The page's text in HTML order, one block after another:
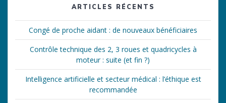
ARTICLES RÉCENTS
Congé de proche aidant : de nouveaux bénéficiaires
Contrôle technique des 2, 3 roues et quadricycles à
moteur : suite (et fin ?)
Intelligence artificielle et secteur médical : l’éthique est
recommandée